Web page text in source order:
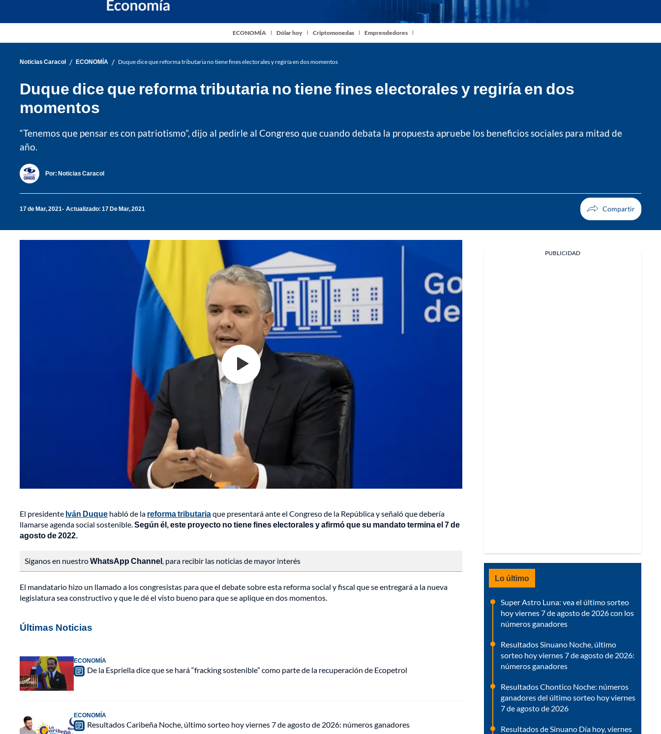
ECONOMÍA Dólar hoy Criptomonedas Emprendedores
Noticias Caracol / ECONOMÍA / Duque dice que reforma tributaria no tiene fines electorales y regiría en dos momentos
Duque dice que reforma tributaria no tiene fines electorales y regiría en dos
momentos
“Tenemos que pensar es con patriotismo”, dijo al pedirle al Congreso que cuando debata la propuesta apruebe los beneficios sociales para mitad de
año.
Por: Noticias Caracol
17 de Mar, 2021 Actualizado: 17 De Mar, 2021
El presidente Iván Duque habló de la reforma tributariaque presentará ante el Congreso de la República y señaló que debería
llamarse agenda social sostenible.Según él, este proyecto no tiene fines electorales y afirmó que su mandato termina el 7 de
agosto de 2022.
Síganos en nuestroWhatsApp Channel, para recibir las noticias de mayor interés
El mandatario hizo un llamado a los congresistas para que el debate sobre esta reforma social y fiscal que se entregará a la nueva
legislatura sea constructivo y que le dé el visto bueno para que se aplique en dos momentos.
Últimas Noticias
ECONOMÍA
De la Espriella dice que se hará “fracking sostenible” como parte de la recuperación de Ecopetrol
ECONOMÍA
Resultados Caribeña Noche, último sorteo hoy viernes 7 de agosto de 2026: números ganadores
PUBLICIDAD
Lo último
Super Astro Luna: vea el último sorteo
hoy viernes 7 de agosto de 2026 con los
números ganadores
Resultados Sinuano Noche, último
sorteo hoy viernes 7 de agosto de 2026:
números ganadores
Resultados Chontico Noche: números
ganadores del último sorteo hoy viernes
7 de agosto de 2026
Resultados de Sinuano Día hoy, viernes